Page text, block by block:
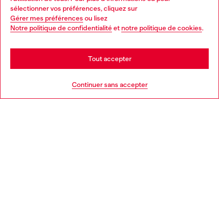
sélectionner vos préférences, cliquez sur
Gérer mes préférences ou lisez
Notre politique de confidentialitéet notre politique de cookies.
Continuer sans accepter
Tout accepter
En savoir plus
Choose your location
You are currently browsing Belgique website, but it seems you
may be based in United States